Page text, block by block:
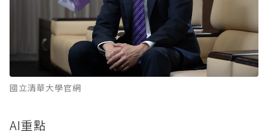
國立清華大學官網
AI重點